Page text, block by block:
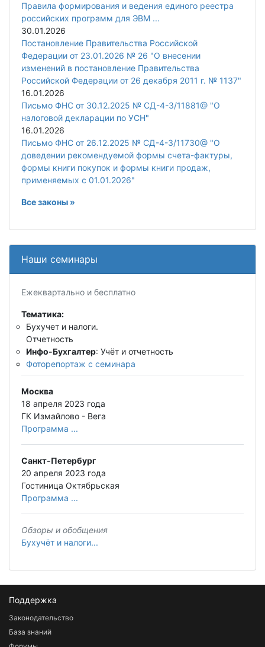
Правила формирования и ведения единого реестра
российских программ для ЭВМ ...
30.01.2026
Постановление Правительства Российской
Федерации от 23.01.2026 № 26 "О внесении
изменений в постановление Правительства
Российской Федерации от 26 декабря 2011 г. № 1137"
16.01.2026
Письмо ФНС от 30.12.2025 № СД-4-3/11881@ "О
налоговой декларации по УСН"
16.01.2026
Письмо ФНС от 26.12.2025 № СД-4-3/11730@ "О
доведении рекомендуемой формы счета-фактуры,
формы книги покупок и формы книги продаж,
применяемых с 01.01.2026"
Все законы »
Наши семинары
Ежеквартально и бесплатно
Тематика:
Бухучет и налоги.
Отчетность
Инфо-Бухгалтер: Учёт и отчетность
Фоторепортаж с семинара
Москва
18 апреля 2023 года
ГК Измайлово - Вега
Программа ...
Санкт-Петербург
20 апреля 2023 года
Гостиница Октябрьская
Программа ...
Обзоры и обобщения
Бухучёт и налоги...
Поддержка
Законодательство
База знаний